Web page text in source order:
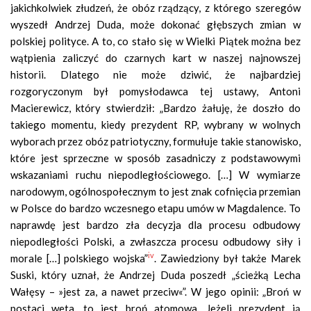
jakichkolwiek złudzeń, że obóz rządzący, z którego szeregów
wyszedł Andrzej Duda, może dokonać głębszych zmian w
polskiej polityce. A to, co stało się w Wielki Piątek można bez
wątpienia zaliczyć do czarnych kart w naszej najnowszej
historii. Dlatego nie może dziwić, że najbardziej
rozgoryczonym był pomysłodawca tej ustawy, Antoni
Macierewicz, który stwierdził: „Bardzo żałuję, że doszło do
takiego momentu, kiedy prezydent RP, wybrany w wolnych
wyborach przez obóz patriotyczny, formułuje takie stanowisko,
które jest sprzeczne w sposób zasadniczy z podstawowymi
wskazaniami ruchu niepodległościowego. […] W wymiarze
narodowym, ogólnospołecznym to jest znak cofnięcia przemian
w Polsce do bardzo wczesnego etapu umów w Magdalence. To
naprawdę jest bardzo zła decyzja dla procesu odbudowy
niepodległości Polski, a zwłaszcza procesu odbudowy siły i
morale […] polskiego wojska”iv. Zawiedziony był także Marek
Suski, który uznał, że Andrzej Duda poszedł „ścieżką Lecha
Wałęsy – »jest za, a nawet przeciw«”. W jego opinii: „Broń w
postaci weta, to jest broń atomowa. Jeżeli prezydent ją